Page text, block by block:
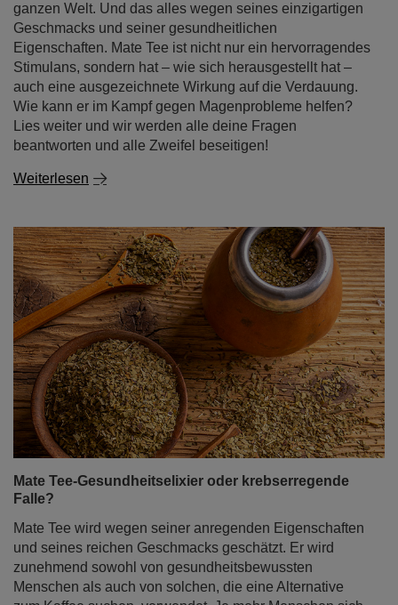
ganzen Welt. Und das alles wegen seines einzigartigen
Geschmacks und seiner gesundheitlichen
Eigenschaften. Mate Tee ist nicht nur ein hervorragendes
Stimulans, sondern hat – wie sich herausgestellt hat –
auch eine ausgezeichnete Wirkung auf die Verdauung.
Wie kann er im Kampf gegen Magenprobleme helfen?
Lies weiter und wir werden alle deine Fragen
beantworten und alle Zweifel beseitigen!
Weiterlesen
Mate Tee-Gesundheitselixier oder krebserregende
Falle?
Mate Tee wird wegen seiner anregenden Eigenschaften
und seines reichen Geschmacks geschätzt. Er wird
zunehmend sowohl von gesundheitsbewussten
Menschen als auch von solchen, die eine Alternative